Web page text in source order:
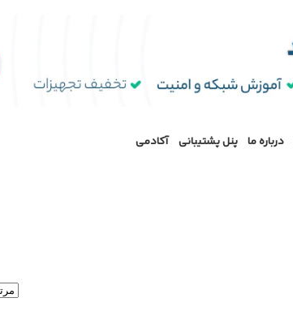
درباره ما پنل پشتیبانی آکادمی